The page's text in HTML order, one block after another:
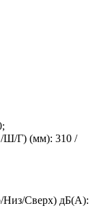
Ш/Г) (мм): 310 /
Низ/Сверх) дБ(А):